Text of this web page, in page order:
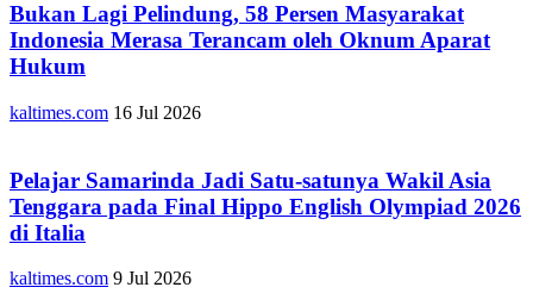
Bukan Lagi Pelindung, 58 Persen Masyarakat
Indonesia Merasa Terancam oleh Oknum Aparat
Hukum
kaltimes.com 16 Jul 2026
Pelajar Samarinda Jadi Satu-satunya Wakil Asia
Tenggara pada Final Hippo English Olympiad 2026
di Italia
kaltimes.com 9 Jul 2026